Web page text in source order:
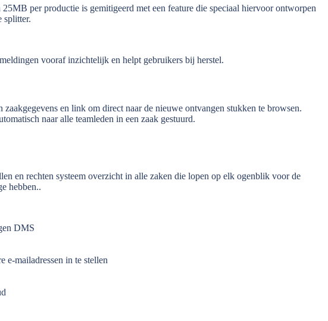
per productie is gemitigeerd met een feature die speciaal hiervoor ontworpen
splitter.
vooraf inzichtelijk en helpt gebruikers bij herstel.
zaakgegevens en link om direct naar de nieuwe ontvangen stukken te browsen.
naar alle teamleden in een zaak gestuurd.
en rechten systeem overzicht in alle zaken die lopen op elk ogenblik voor de
hebben..
DMS
e-mailadressen in te stellen